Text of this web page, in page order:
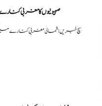
سچ خبریں: شمالی مغربی کنارے میں